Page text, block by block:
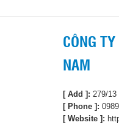
CÔNG
NAM
[ Add ]: 279/13
[ Phone ]:
[ Website ]: